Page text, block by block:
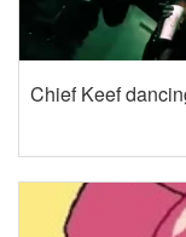
Chief Keef